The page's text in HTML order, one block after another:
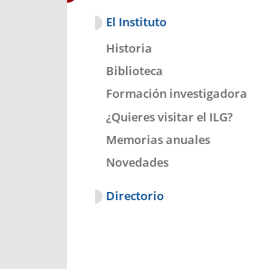
El Instituto
Historia
Biblioteca
Formación investigadora
¿Quieres visitar el ILG?
Memorias anuales
Novedades
Directorio